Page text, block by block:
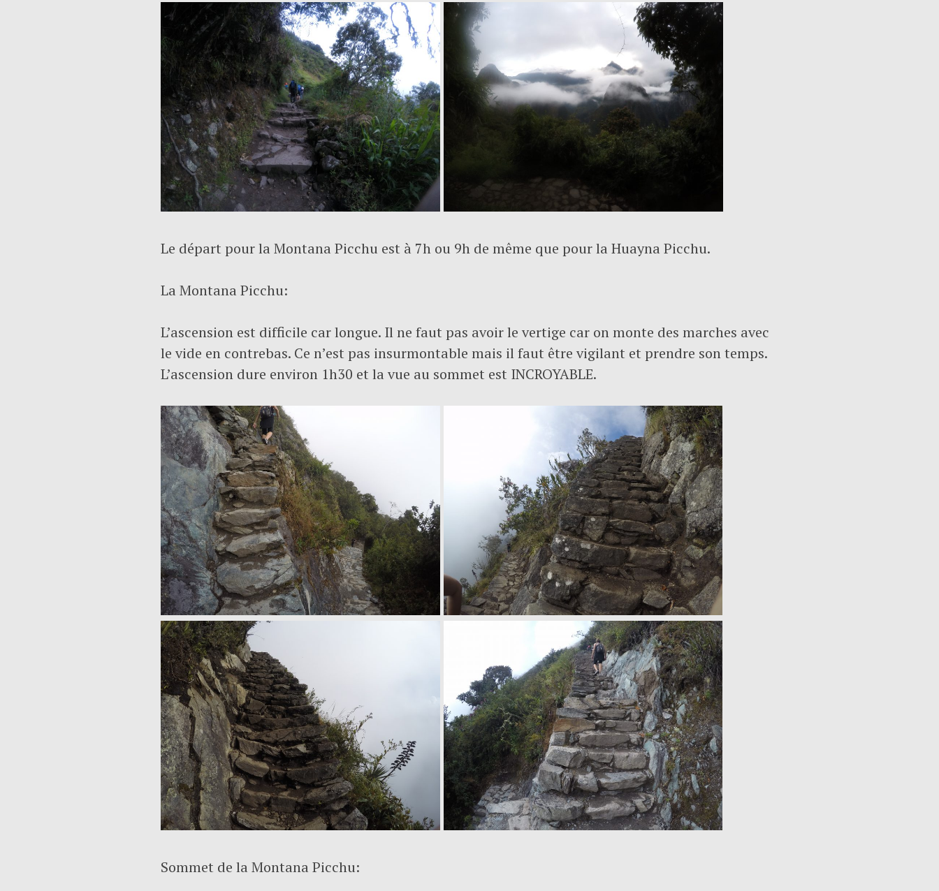
Le départ pour la Montana Picchu est à 7h ou 9h de même que pour la Huayna Picchu.
La Montana Picchu:
L’ascension est difficile car longue. Il ne faut pas avoir le vertige car on monte des marches avec
le vide en contrebas. Ce n’est pas insurmontable mais il faut être vigilant et prendre son temps.
L’ascension dure environ 1h30 et la vue au sommet est INCROYABLE.
Sommet de la Montana Picchu: